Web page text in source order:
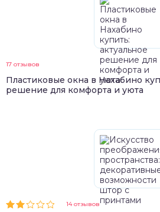
17 отзывов
Пластиковые окна в Нахабино
решение для комфорта и уюта
14 отзывов